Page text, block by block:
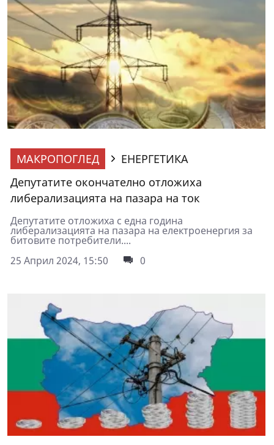
МАКРОПОГЛЕД
ЕНЕРГЕТИКА
Депутатите окончателно отложиха
либерализацията на пазара на ток
Депутатите отложиха с една година
либерализацията на пазара на електроенергия за
битовите потребители....
25 Април 2024, 15:50
0